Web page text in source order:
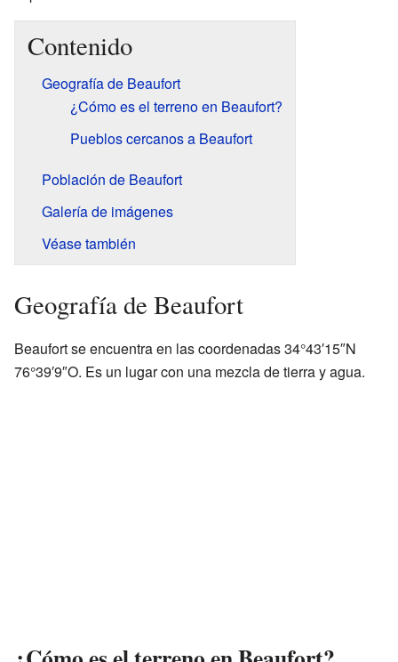
Contenido
Geografía de Beaufort
¿Cómo es el terreno en Beaufort?
Pueblos cercanos a Beaufort
Población de Beaufort
Galería de imágenes
Véase también
Geografía de Beaufort
Beaufort se encuentra en las coordenadas 34°43′15″N
76°39′9″O. Es un lugar con una mezcla de tierra y agua.